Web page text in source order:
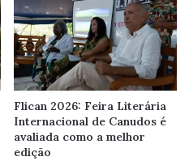
Flican 2026: Feira Literária
Internacional de Canudos é
avaliada como a melhor
edição